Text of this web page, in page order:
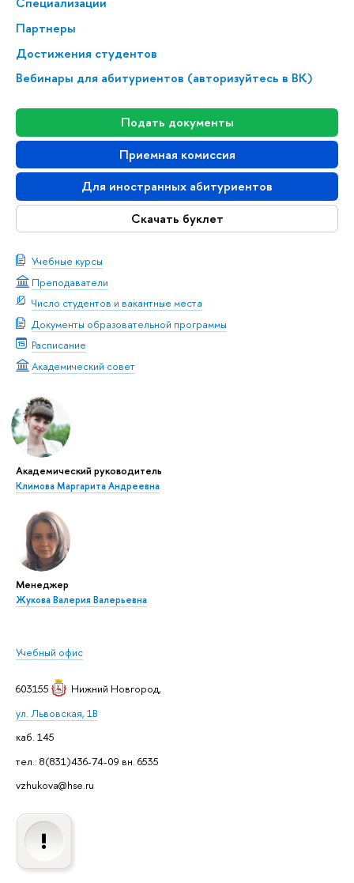
Партнеры
Достижения студентов
Вебинары для абитуриентов (авторизуйтесь в ВК)
Подать документы
Приемная комиссия
Для иностранных абитуриентов
Скачать буклет
Учебные курсы
Преподаватели
Число студентов и вакантные места
Документы образовательной программы
Расписание
Академический совет
Академический руководитель
Климова Маргарита Андреевна
Менеджер
Жукова Валерия Валерьевна
Учебный офис
603155 Нижний Новгород,
ул. Львовская, 1В
каб. 145
тел.: 8(831)436-74-09 вн. 6535
vzhukova@hse.ru